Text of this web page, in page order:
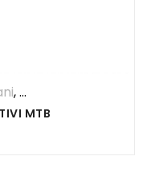
,UOMO
MTB